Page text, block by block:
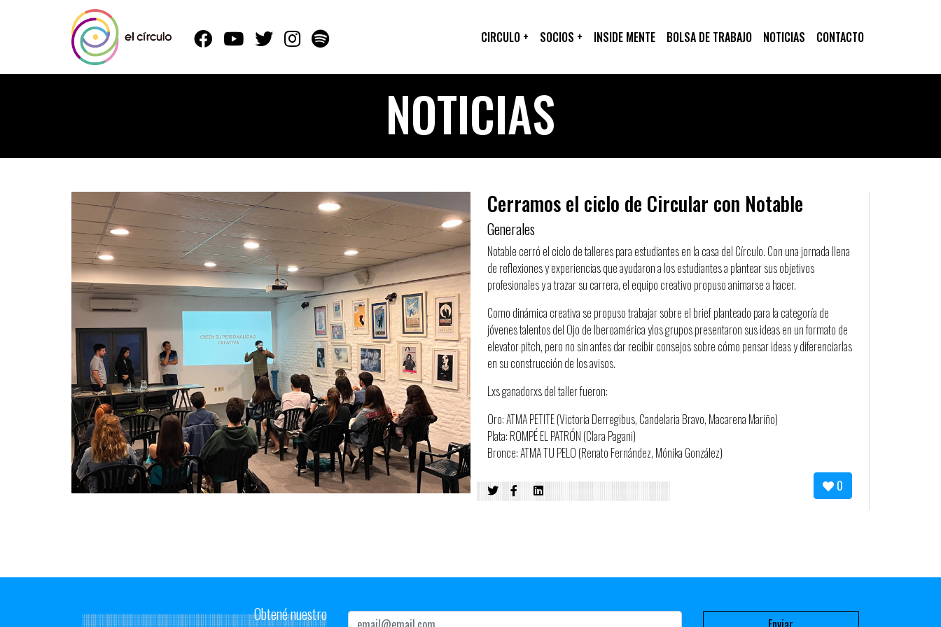
CIRCULO + SOCIOS + INSIDE MENTE BOLSA DE TRABAJO NOTICIAS CONTACTO
NOTICIAS
Cerramos el ciclo de Circular con Notable
Generales
Notable cerró el ciclo de talleres para estudiantes en la casa del Círculo. Con una jornada llena
de reflexiones y experiencias que ayudaron a los estudiantes a plantear sus objetivos
profesionales y a trazar su carrera, el equipo creativo propuso animarse a hacer.
Como dinámica creativa se propuso trabajar sobre el brief planteado para la categoría de
jóvenes talentos del Ojo de Iberoamérica ylos grupos presentaron sus ideas en un formato de
elevator pitch, pero no sin antes dar recibir consejos sobre cómo pensar ideas y diferenciarlas
en su construcción de los avisos.
Lxs ganadorxs del taller fueron:
Oro: ATMA PETITE (Victoria Derregibus, Candelaria Bravo, Macarena Mariño)
Plata: ROMPÉ EL PATRÓN (Clara Pagani)
Bronce: ATMA TU PELO (Renato Fernández, Mónika González)
0
Obtené nuestro